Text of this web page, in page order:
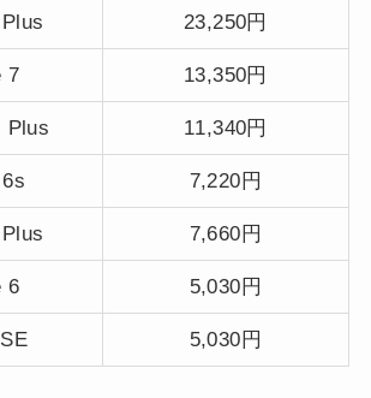
23,250円
7 13,350円
Plus 11,340円
7,220円
7,660円
6 5,030円
5,030円